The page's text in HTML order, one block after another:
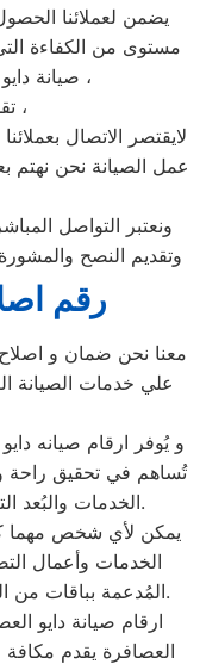
يضمن لعملائنا
مستوى من الكفاءة
صيانة دايو العصافرة المعتمد بالعصافرة ،
تقديم الدعم والمشورة ،
لايقتصر الاتصال
عمل الصيانة نحن نهتم
ونعتبر التواصل
وتقديم النصح
رقم
معنا نحن ضمان و
علي خدمات الصيانة
و يُوفر ارقام صيانه
تُساهم في تحقيق راحة
الخدمات والبُعد التام عن التكاليف المالية باهظة الثمن.
يمكن لأي شخص مهما
الخدمات وأعمال
المُدعمة بباقات من الخصومات والعروض التي ليس لها مثيل.
ارقام صيانة دايو
العصافرة يقدم